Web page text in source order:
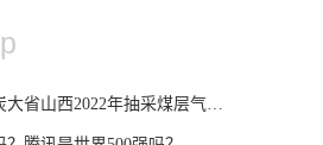
山西2022年抽采煤层气近百亿立方